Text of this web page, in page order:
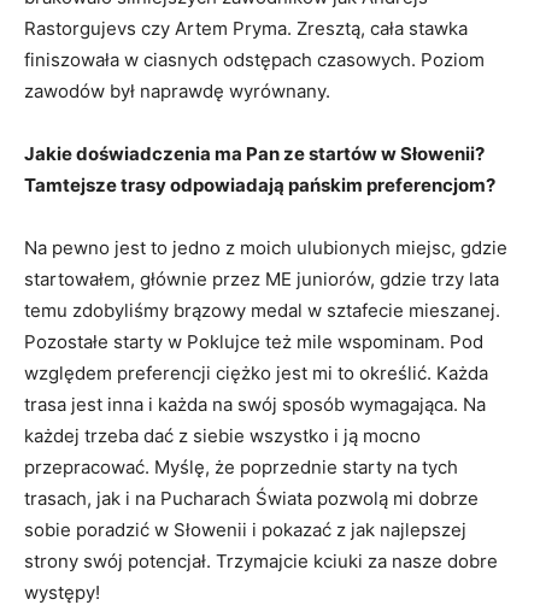
Rastorgujevs czy Artem Pryma. Zresztą, cała stawka
finiszowała w ciasnych odstępach czasowych. Poziom
zawodów był naprawdę wyrównany.
Jakie doświadczenia ma Pan ze startów w Słowenii?
Tamtejsze trasy odpowiadają pańskim preferencjom?
Na pewno jest to jedno z moich ulubionych miejsc, gdzie
startowałem, głównie przez ME juniorów, gdzie trzy lata
temu zdobyliśmy brązowy medal w sztafecie mieszanej.
Pozostałe starty w Poklujce też mile wspominam. Pod
względem preferencji ciężko jest mi to określić. Każda
trasa jest inna i każda na swój sposób wymagająca. Na
każdej trzeba dać z siebie wszystko i ją mocno
przepracować. Myślę, że poprzednie starty na tych
trasach, jak i na Pucharach Świata pozwolą mi dobrze
sobie poradzić w Słowenii i pokazać z jak najlepszej
strony swój potencjał. Trzymajcie kciuki za nasze dobre
występy!